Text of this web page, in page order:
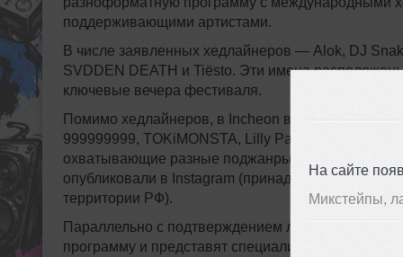
На сайте
Микстейпы,
поддерживающими артистами.
В числе заявленных хедлайнеров — Alok, DJ
SVDDEN DEATH и Tiësto. Эти имена
ключевые вечера фестиваля.
Помимо хедлайнеров, в Incheon выступят ряд
999999999, TOKiMONSTA, Lilly Palmer, Charlie
охватывающие разные поджанры электронной
опубликовали в Instagram (принадлежит
территории РФ).
Параллельно с подтверждением лайнапа
программу и представят специализированные